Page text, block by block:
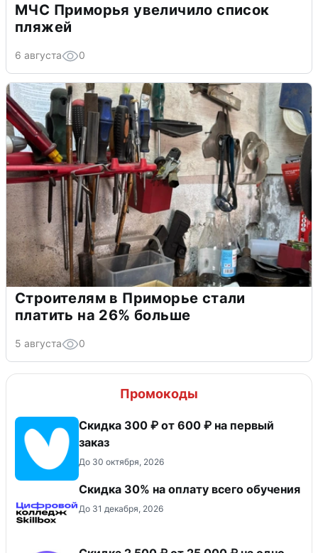
МЧС Приморья увеличило список
пляжей
6 августа 0
Строителям в Приморье стали
платить на 26% больше
5 августа 0
Промокоды
Скидка 300 ₽ от 600 ₽ на первый
заказ
До 30 октября, 2026
Скидка 30% на оплату всего обучения
До 31 декабря, 2026